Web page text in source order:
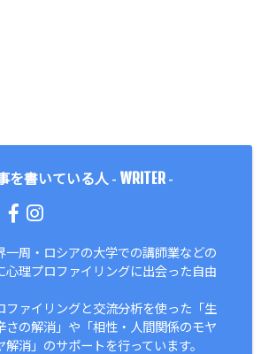
を書いている人 - WRITER-
一周・ロシアの大学での講師業などの
心理プロファイリングに出会った自由
ファイリングと交流分析を使った「生
さの解消」や「相性・人間関係のモヤ
解消」のサポートを行っています。